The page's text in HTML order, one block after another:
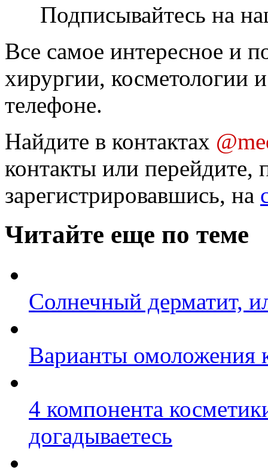
Подписывайтесь на
Все самое интересное и
хирургии, косметологии
телефоне.
Найдите в контактах
контакты или перейдите,
зарегистрировавшись, на
Читайте еще по теме
Солнечный дерматит,
Варианты омоложения
4 компонента
догадываетесь